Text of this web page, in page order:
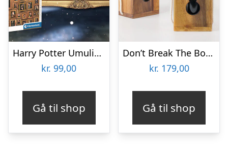
Harry Potter Umulig Puslespil
kr. 99,00
Gå til shop
Don’t Break The Bottle
kr. 179,00
Gå til shop